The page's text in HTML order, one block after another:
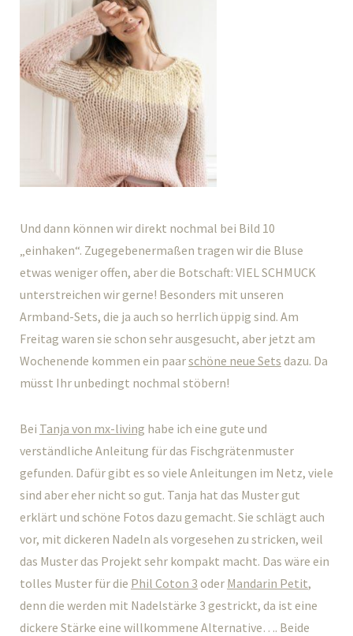
Und dann können wir direkt nochmal bei Bild 10
„einhaken“. Zugegebenermaßen tragen wir die Bluse
etwas weniger offen, aber die Botschaft: VIEL SCHMUCK
unterstreichen wir gerne! Besonders mit unseren
Armband-Sets, die ja auch so herrlich üppig sind. Am
Freitag waren sie schon sehr ausgesucht, aber jetzt am
Wochenende kommen ein paarschöne neue Sets dazu. Da
müsst Ihr unbedingt nochmal stöbern!
Bei Tanja von mx-living habe ich eine gute und
verständliche Anleitung für das Fischgrätenmuster
gefunden. Dafür gibt es so viele Anleitungen im Netz, viele
sind aber eher nicht so gut. Tanja hat das Muster gut
erklärt und schöne Fotos dazu gemacht. Sie schlägt auch
vor, mit dickeren Nadeln als vorgesehen zu stricken, weil
das Muster das Projekt sehr kompakt macht. Das wäre ein
tolles Muster für die Phil Coton 3 oder Mandarin Petit,
denn die werden mit Nadelstärke 3 gestrickt, da ist eine
dickere Stärke eine willkommene Alternative…. Beide